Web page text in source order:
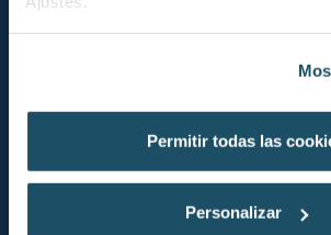
Permitir todas las
Personalizar
Mentions légales
Conditions générales de vente